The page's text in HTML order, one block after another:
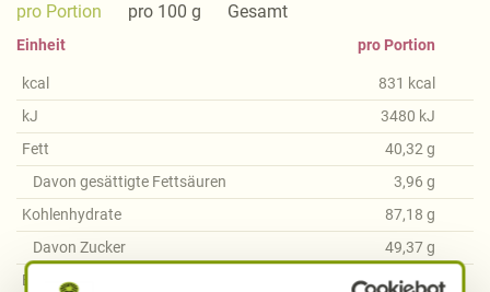
pro Portion pro 100 g Gesamt
Einheit
kcal
kJ
Fett
Davon gesättigte Fettsäuren
Kohlenhydrate
Davon Zucker
Ballaststoffe
pro Portion
831 kcal
3480 kJ
40,32 g
3,96 g
87,18 g
49,37g
12,44
g